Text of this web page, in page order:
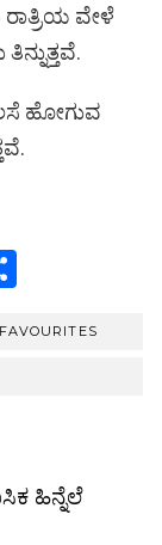
ರಾತ್ರಿಯ ವೇಳೆ
ಹೋಗುವ
ar
ಹಿನ್ನೆಲೆ